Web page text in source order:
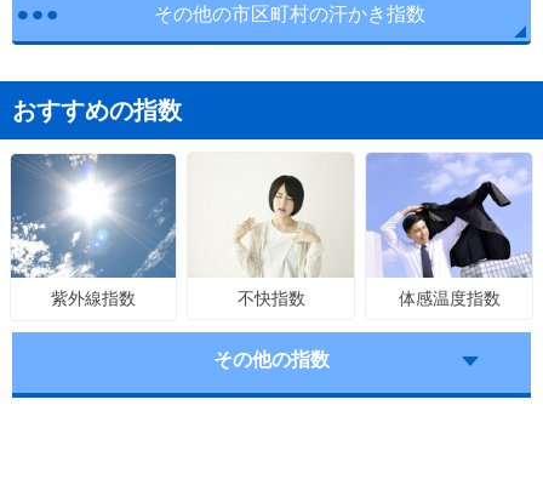
その他の市区町村の汗かき指数
おすすめの指数
紫外線指数 不快指数 体感温度指数
その他の指数